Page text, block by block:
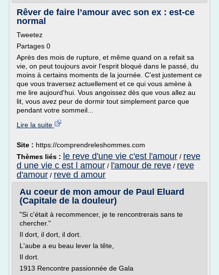
Rêver de faire l’amour avec son ex : est-ce
normal
Tweetez
Partages 0
Après des mois de rupture, et même quand on a refait sa
vie, on peut toujours avoir l'esprit bloqué dans le passé, du
moins à certains moments de la journée. C'est justement ce
que vous traversez actuellement et ce qui vous amène à
me lire aujourd'hui. Vous angoissez dès que vous allez au
lit, vous avez peur de dormir tout simplement parce que
pendant votre sommeil...
Lire la suite
Site : https://comprendreleshommes.com
Thèmes liés : le reve d'une vie c'est l'amour / reve
d une vie c est l amour / l'amour de reve / reve
d'amour / reve d amour
Au coeur de mon amour de Paul Eluard
(Capitale de la douleur)
"Si c'était à recommencer, je te rencontrerais sans te
chercher."
Il dort, il dort, il dort.
L'aube a eu beau lever la tête,
Il dort.
1913 Rencontre passionnée de Gala